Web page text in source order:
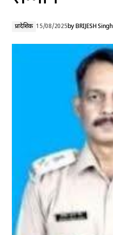
प्रादेशिक 15/08/2025byBRIJESH Singh